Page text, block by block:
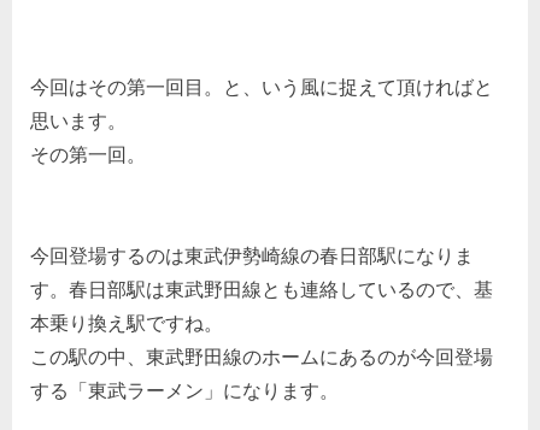
今回はその第一回目。と、いう風に捉えて頂ければと
思います。
その第一回。
今回登場するのは東武伊勢崎線の春日部駅になりま
す。春日部駅は東武野田線とも連絡しているので、基
本乗り換え駅ですね。
この駅の中、東武野田線のホームにあるのが今回登場
する「東武ラーメン」になります。